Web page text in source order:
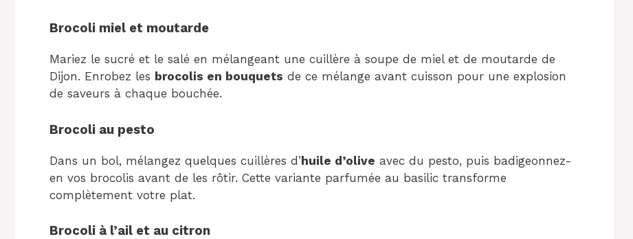
Brocoli miel et moutarde
Mariez le sucré et le salé en mélangeant une cuillère à soupe de miel et de moutarde de
Dijon. Enrobez les brocolis en bouquets de ce mélange avant cuisson pour une explosion
de saveurs à chaque bouchée.
Brocoli au pesto
Dans un bol, mélangez quelques cuillères d’huile d’olive avec du pesto, puis badigeonnez-
en vos brocolis avant de les rôtir. Cette variante parfumée au basilic transforme
complètement votre plat.
Brocoli à l’ail et au citron